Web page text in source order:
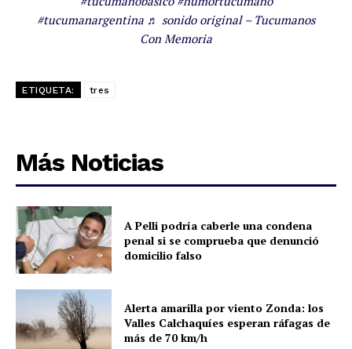
#tucumanargentina ♬ sonido original – Tucumanos
Con Memoria
ETIQUETA: tres
Más Noticias
A Pelli podría caberle una condena
penal si se comprueba que denunció
domicilio falso
Alerta amarilla por viento Zonda: los
Valles Calchaquíes esperan ráfagas de
más de 70 km/h